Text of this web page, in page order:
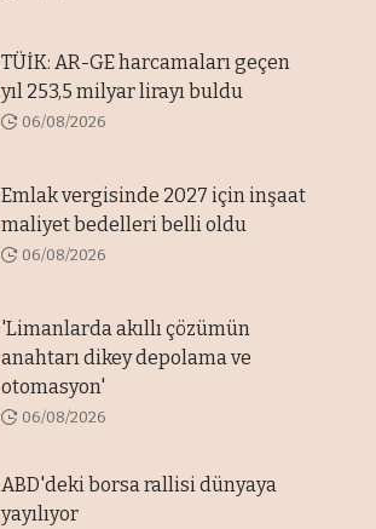
TÜİK: AR-GE harcamaları geçen
yıl 253,5 milyar lirayı buldu
06/08/2026
Emlak vergisinde 2027 için inşaat
maliyet bedelleri belli oldu
06/08/2026
'Limanlarda akıllı çözümün
anahtarı dikey depolama ve
otomasyon'
06/08/2026
ABD'deki borsa rallisi dünyaya
yayılıyor